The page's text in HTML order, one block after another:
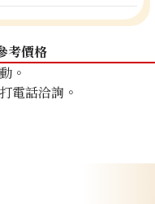
考價格
。
電話洽詢。